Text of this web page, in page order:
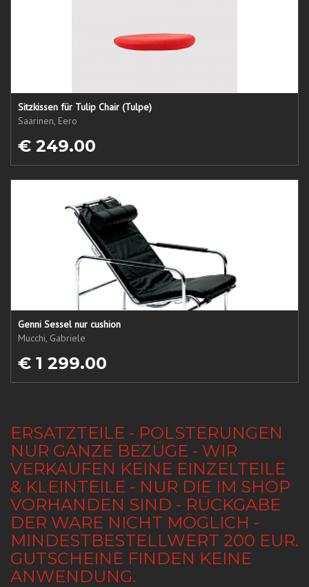
Sitzkissen für Tulip Chair (Tulpe)
Saarinen, Eero
€ 249.00
Genni Sessel nur cushion
Mucchi, Gabriele
€ 1 299.00
ERSATZTEILE - POLSTERUNGEN
NUR GANZE BEZÜGE - WIR
VERKAUFEN KEINE EINZELTEILE
& KLEINTEILE - NUR DIE IM SHOP
VORHANDEN SIND - RÜCKGABE
DER WARE NICHT MÖGLICH -
MINDESTBESTELLWERT 200 EUR.
GUTSCHEINE FINDEN KEINE
ANWENDUNG.